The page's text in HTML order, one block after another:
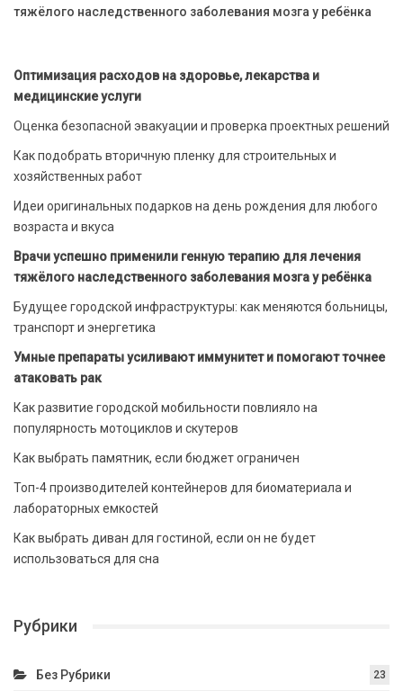
тяжёлого наследственного заболевания мозга у ребёнка
Оптимизация расходов на здоровье, лекарства и
медицинские услуги
Оценка безопасной эвакуации и проверка проектных решений
Как подобрать вторичную пленку для строительных и
хозяйственных работ
Идеи оригинальных подарков на день рождения для любого
возраста и вкуса
Врачи успешно применили генную терапию для лечения
тяжёлого наследственного заболевания мозга у ребёнка
Будущее городской инфраструктуры: как меняются больницы,
транспорт и энергетика
Умные препараты усиливают иммунитет и помогают точнее
атаковать рак
Как развитие городской мобильности повлияло на
популярность мотоциклов и скутеров
Как выбрать памятник, если бюджет ограничен
Топ-4 производителей контейнеров для биоматериала и
лабораторных емкостей
Как выбрать диван для гостиной, если он не будет
использоваться для сна
Рубрики
Без Рубрики 23